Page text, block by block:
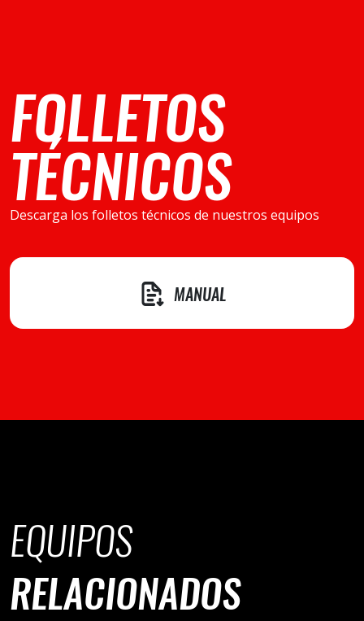
FOLLETOS
TÉCNICOS
Descarga los folletos técnicos de nuestros equipos
MANUAL
EQUIPOS
RELACIONADOS